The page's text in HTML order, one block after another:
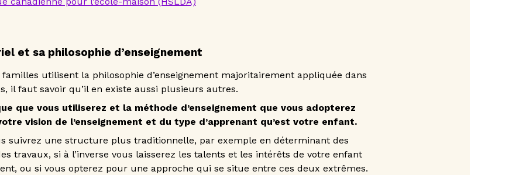
et sa philosophie d’enseignement
utilisent la philosophie d’enseignement majoritairement appliquée dans
il faut savoir qu’il en existe aussi plusieurs autres.
que vous utiliserez et la méthode d’enseignement que vous adopterez
vision de l’enseignement et du type d’apprenant qu’est votre enfant.
suivrez une structure plus traditionnelle, par exemple en déterminant des
travaux, si à l’inverse vous laisserez les talents et les intérêts de votre enfant
ou si vous opterez pour une approche qui se situe entre ces deux extrêmes.